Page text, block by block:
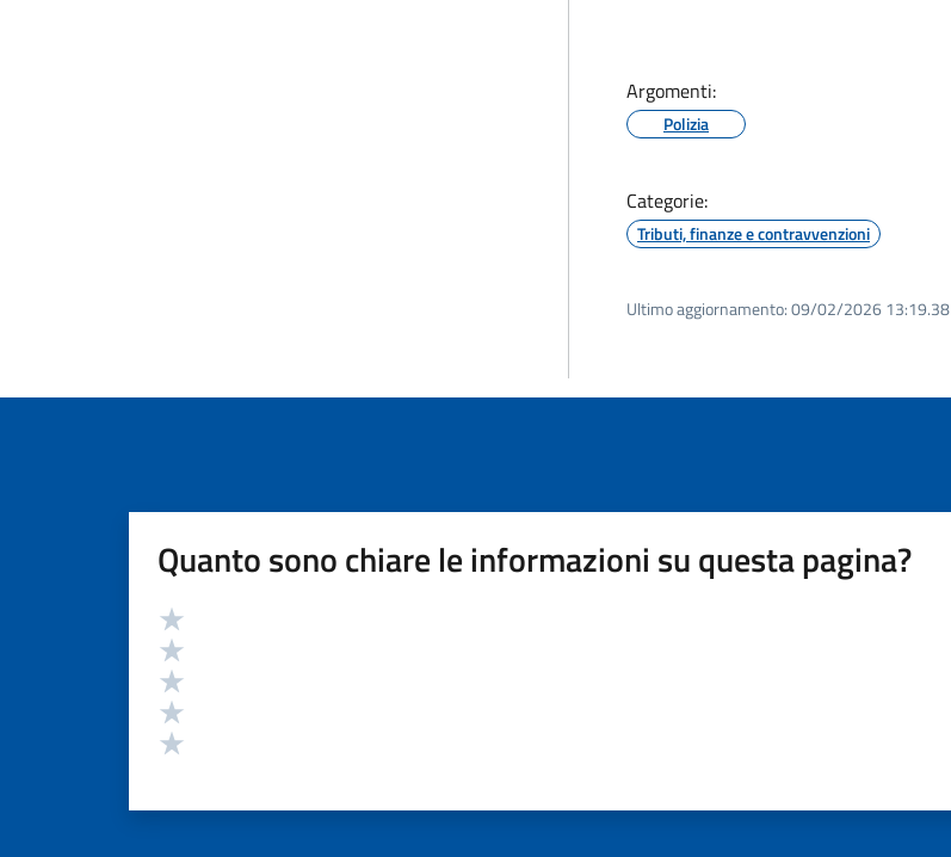
Argomenti:
Polizia
Categorie:
Tributi, finanze e contravvenzioni
Ultimo aggiornamento:09/02/2026 13:19.38
Quanto sono chiare le informazioni su questa pagina?
Valutazione